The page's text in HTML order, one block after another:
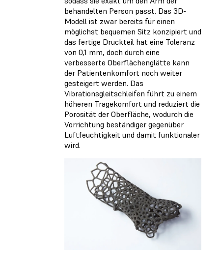
behandelten Person passt. Das 3D-
Modell ist zwar bereits für einen
möglichst bequemen Sitz konzipiert und
das fertige Druckteil hat eine Toleranz
von 0,1 mm, doch durch eine
verbesserte Oberflächenglätte kann
der Patientenkomfort noch weiter
gesteigert werden. Das
Vibrationsgleitschleifen führt zu einem
höheren Tragekomfort und reduziert die
Porosität der Oberfläche, wodurch die
Vorrichtung beständiger gegenüber
Luftfeuchtigkeit und damit funktionaler
wird.